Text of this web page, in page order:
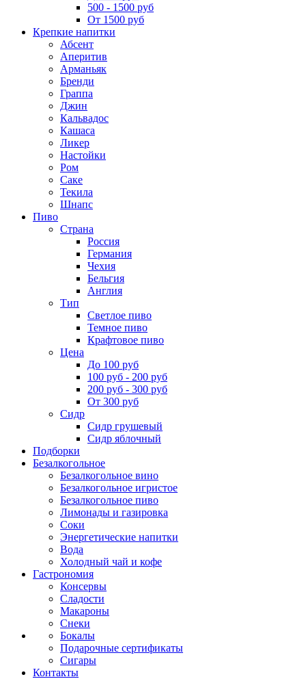
500 - 1500 руб
От 1500 руб
Крепкие напитки
Абсент
Аперитив
Арманьяк
Бренди
Граппа
Джин
Кальвадос
Кашаса
Ликер
Настойки
Ром
Саке
Текила
Шнапс
Пиво
Страна
Россия
Германия
Чехия
Бельгия
Англия
Тип
Светлое пиво
Темное пиво
Крафтовое пиво
Цена
До 100 руб
100 руб - 200 руб
200 руб - 300 руб
От 300 руб
Сидр
Сидр грушевый
Сидр яблочный
Подборки
Безалкогольное
Безалкогольное вино
Безалкогольное игристое
Безалкогольное пиво
Лимонады и газировка
Соки
Энергетические напитки
Вода
Холодный чай и кофе
Гастрономия
Консервы
Сладости
Макароны
Снеки
Бокалы
Подарочные сертификаты
Сигары
Контакты